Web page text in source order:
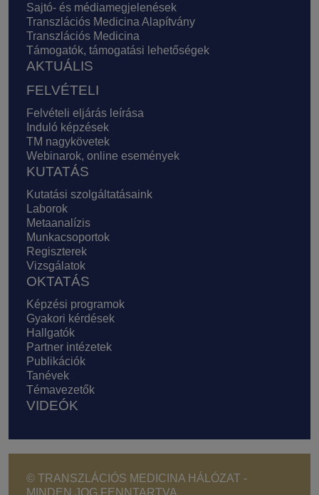
Sajtó- és médiamegjelenések
Transzlációs Medicina Alapítvány
Transzlációs Medicina
Támogatók, támogatási lehetőségek
AKTUÁLIS
FELVÉTELI
Felvételi eljárás leírása
Induló képzések
TM nagykövetek
Webinarok, online események
KUTATÁS
Kutatási szolgáltatásaink
Laborok
Metaanalízis
Munkacsoportok
Regiszterek
Vizsgálatok
OKTATÁS
Képzési programok
Gyakori kérdések
Hallgatók
Partner intézetek
Publikációk
Tanévek
Témavezetők
VIDEÓK
© TRANSZLÁCIÓS MEDICINA HÁLÓZAT -
MINDEN JOG FENNTARTVA